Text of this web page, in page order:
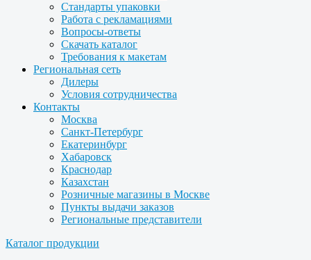
Стандарты упаковки
Работа с рекламациями
Вопросы-ответы
Скачать каталог
Требования к макетам
Региональная сеть
Дилеры
Условия сотрудничества
Контакты
Москва
Санкт-Петербург
Екатеринбург
Хабаровск
Краснодар
Казахстан
Розничные магазины в Москве
Пункты выдачи заказов
Региональные представители
Каталог продукции